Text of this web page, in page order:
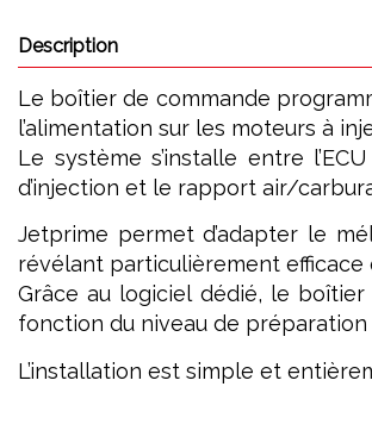
Description
Le boîtier de commande
l’alimentation sur les moteurs à
Le système s’installe entre
d’injection et le rapport air/
Jetprime permet d’adapter le
révélant particulièrement efficace
Grâce au logiciel dédié, le
fonction du niveau de préparation
L’installation est simple et